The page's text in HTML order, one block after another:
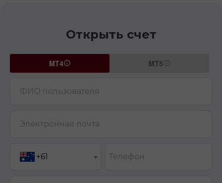
Открыть счет
MT4 MT5
ФИО пользователя
Электронная почта
+61 Телефон